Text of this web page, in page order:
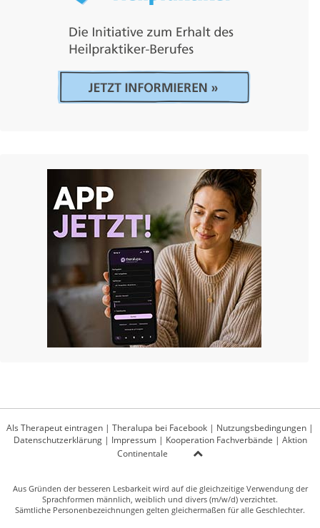
Als Therapeut eintragen | Theralupa bei Facebook | Nutzungsbedingungen |
Datenschutzerklärung| Impressum| Kooperation Fachverbände | Aktion
Continentale
Aus Gründen der besseren Lesbarkeit wird auf die gleichzeitige Verwendung der
Sprachformen männlich, weiblich und divers (m/w/d) verzichtet.
Sämtliche Personenbezeichnungen gelten gleichermaßen für alle Geschlechter.